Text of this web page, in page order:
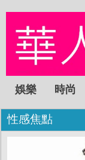
娛樂 時尚
性感焦點